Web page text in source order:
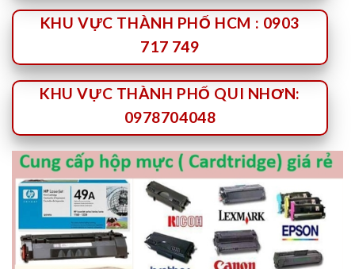
KHU VỰC THÀNH PHỐ HCM : 0903
717 749
KHU VỰC THÀNH PHỐ QUI NHƠN:
0978704048